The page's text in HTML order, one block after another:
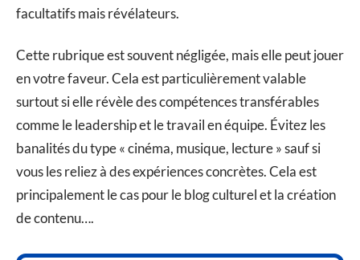
facultatifs mais révélateurs.
Cette rubrique est souvent négligée, mais elle peut jouer
en votre faveur. Cela est particulièrement valable
surtout si elle révèle des compétences transférables
comme le leadership et le travail en équipe. Évitez les
banalités du type « cinéma, musique, lecture » sauf si
vous les reliez à des expériences concrètes. Cela est
principalement le cas pour le blog culturel et la création
de contenu….